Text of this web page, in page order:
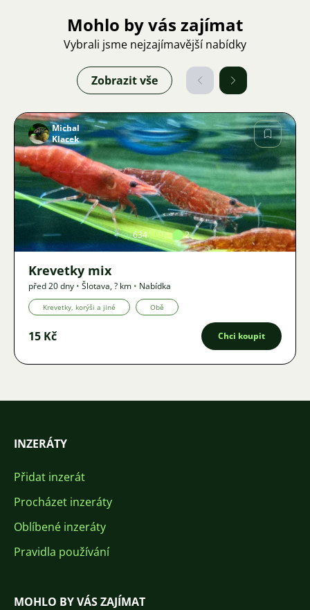
Mohlo by vás zajímat
Vybrali jsme nejzajímavější nabídky
Zobrazit vše
Obrázek
Michal
Klacek
634 2
Krevetky mix
před 20 dny • Šlotava,? km • Nabídka
Krevetky, korýši a jiné Obě
15 Kč Chci koupit
INZERÁTY
Přidat inzerát
Procházet inzeráty
Oblíbené inzeráty
Pravidla používání
MOHLO BY VÁS ZAJÍMAT